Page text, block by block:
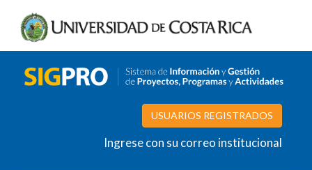
USUARIOS REGISTRADOS
Ingrese con su correo institucional